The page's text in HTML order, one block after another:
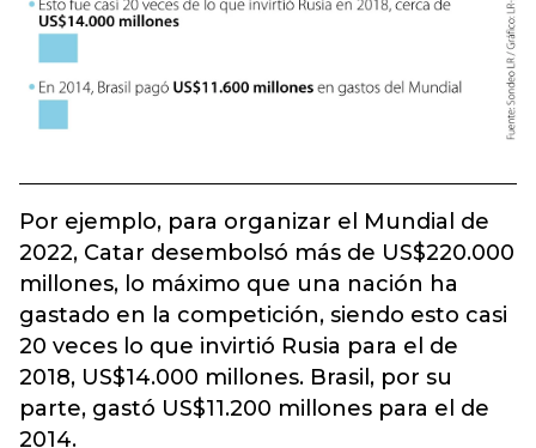
Por ejemplo, para organizar el Mundial de
2022, Catar desembolsó más de US$220.000
millones, lo máximo que una nación ha
gastado en la competición, siendo esto casi
20 veces lo que invirtió Rusia para el de
2018, US$14.000 millones. Brasil, por su
parte, gastó US$11.200 millones para el de
2014.